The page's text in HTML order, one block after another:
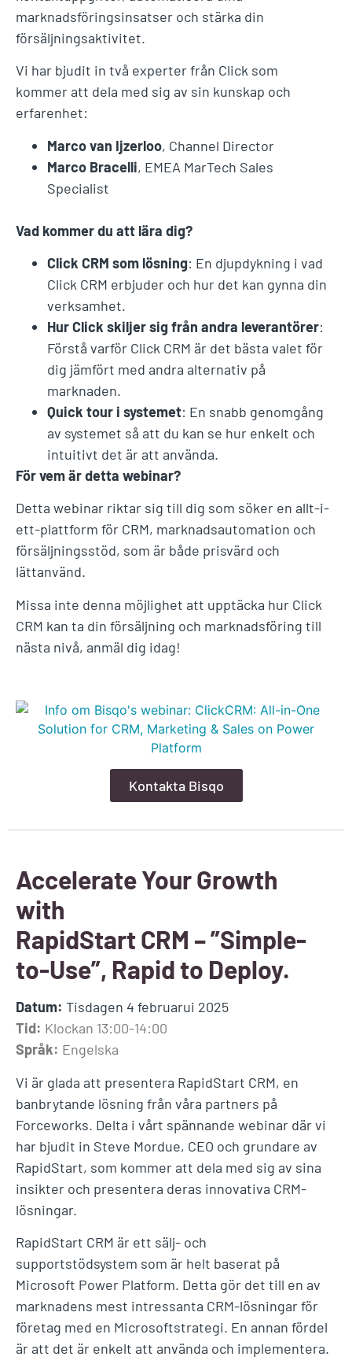
marknadsföringsinsatser och stärka din
försäljningsaktivitet.
Vi har bjudit in två experter från Click som
kommer att dela med sig av sin kunskap och
erfarenhet:
Marco van Ijzerloo, Channel Director
Marco Bracelli, EMEA MarTech Sales
Specialist
Vad kommer du att lära dig?
Click CRM som lösning: En djupdykning i vad
Click CRM erbjuder och hur det kan gynna din
verksamhet.
Hur Click skiljer sig från andra leverantörer:
Förstå varför Click CRM är det bästa valet för
dig jämfört med andra alternativ på
marknaden.
Quick tour i systemet: En snabb genomgång
av systemet så att du kan se hur enkelt och
intuitivt det är att använda.
För vem är detta webinar?
Detta webinar riktar sig till dig som söker en allt-i-
ett-plattform för CRM, marknadsautomation och
försäljningsstöd, som är både prisvärd och
lättanvänd.
Missa inte denna möjlighet att upptäcka hur Click
CRM kan ta din försäljning och marknadsföring till
nästa nivå, anmäl dig idag!
Kontakta Bisqo
Accelerate Your Growth
with
RapidStart CRM – ”Simple-
to-Use”, Rapid to Deploy.
Datum: Tisdagen 4 februarui 2025
Tid: Klockan 13:00-14:00
Språk: Engelska
Vi är glada att presentera RapidStart CRM, en
banbrytande lösning från våra partners på
Forceworks. Delta i vårt spännande webinar där vi
har bjudit in Steve Mordue, CEO och grundare av
RapidStart, som kommer att dela med sig av sina
insikter och presentera deras innovativa CRM-
lösningar.
RapidStart CRM är ett sälj- och
supportstödsystem som är helt baserat på
Microsoft Power Platform. Detta gör det till en av
marknadens mest intressanta CRM-lösningar för
företag med en Microsoftstrategi. En annan fördel
är att det är enkelt att använda och implementera.